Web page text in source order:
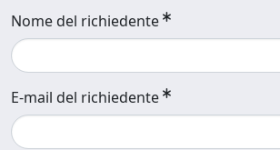
Nome del richiedente
E-mail del richiedente